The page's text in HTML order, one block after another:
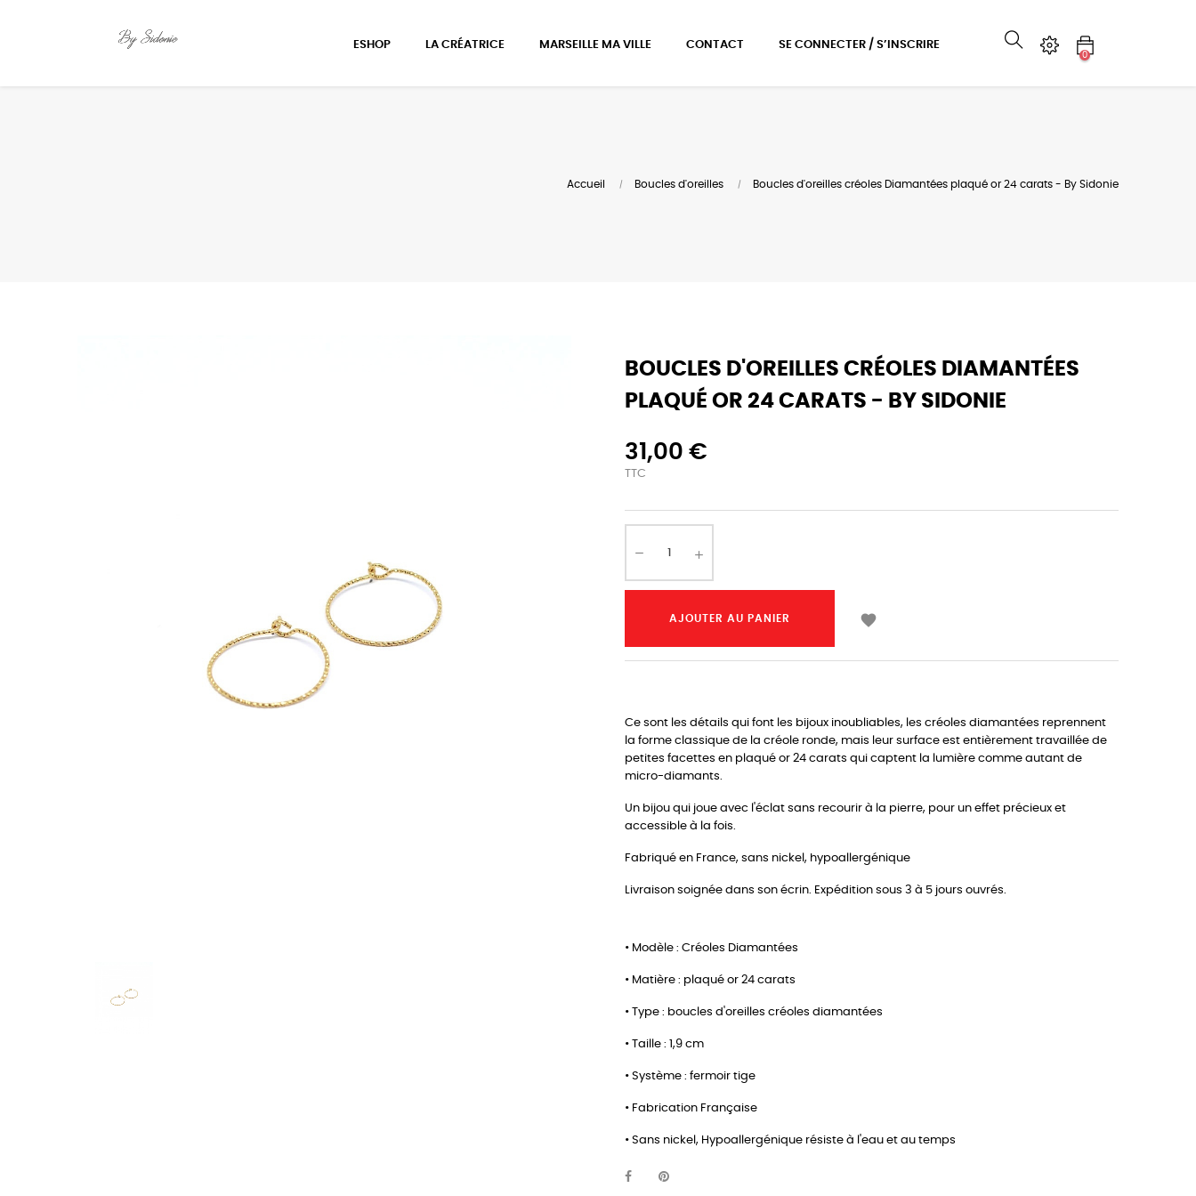
ESHOP LA CRÉATRICE MARSEILLE MA VILLE CONTACT SE CONNECTER / S’INSCRIRE
0
Accueil Boucles d'oreilles Boucles d'oreilles créoles Diamantées plaqué or 24 carats - By Sidonie
BOUCLES D'OREILLES CRÉOLES DIAMANTÉES
PLAQUÉ OR 24 CARATS - BY SIDONIE
31,00 €
TTC
AJOUTER AU PANIER 
Ce sont les détails qui font les bijoux inoubliables, les créoles diamantées reprennent
la forme classique de la créole ronde, mais leur surface est entièrement travaillée de
petites facettes en plaqué or 24 carats qui captent la lumière comme autant de
micro-diamants.
Un bijou qui joue avec l'éclat sans recourir à la pierre, pour un effet précieux et
accessible à la fois.
Fabriqué en France, sans nickel, hypoallergénique
Livraison soignée dans son écrin. Expédition sous 3 à 5 jours ouvrés.
• Modèle : Créoles Diamantées
• Matière : plaqué or 24 carats
• Type : boucles d'oreilles créoles diamantées
• Taille : 1,9 cm
• Système : fermoir tige
• Fabrication Française
• Sans nickel, Hypoallergénique résiste à l'eau et au temps